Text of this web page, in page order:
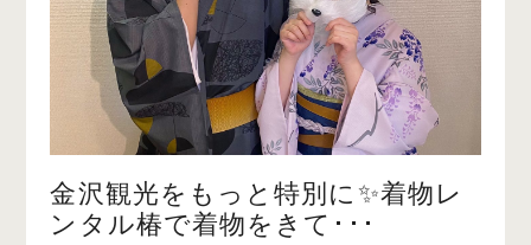
金沢観光をもっと特別に✨着物レ
ンタル椿で着物をきて･･･